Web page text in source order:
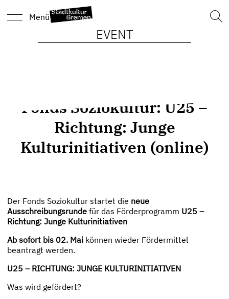
Menü
EVENT
Fonds Soziokultur: U25 –
Richtung: Junge
Kulturinitiativen (online)
Der Fonds Soziokultur startet die neue
Ausschreibungsrunde für das Förderprogramm U25 –
Richtung: Junge Kulturinitiativen
Ab sofort bis 02. Mai können wieder Fördermittel
beantragt werden.
U25 – RICHTUNG: JUNGE KULTURINITIATIVEN
Was wird gefördert?